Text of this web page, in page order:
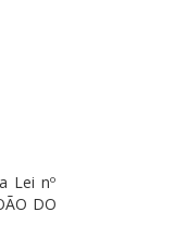
Lei nº
DO